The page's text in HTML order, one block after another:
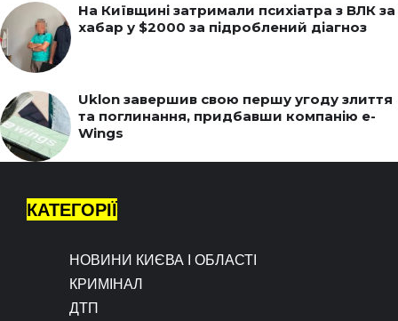
На Київщині затримали психіатра з ВЛК за
хабар у $2000 за підроблений діагноз
Uklon завершив свою першу угоду злиття
та поглинання, придбавши компанію e-
Wings
КАТЕГОРІЇ
НОВИНИ КИЄВА І ОБЛАСТІ
КРИМІНАЛ
ДТП